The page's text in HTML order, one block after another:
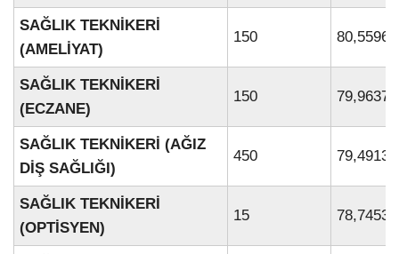
SAĞLIK TEKNİKERİ
(AMELİYAT)
150 80,55961
SAĞLIK TEKNİKERİ
(ECZANE)
150 79,96370
SAĞLIK TEKNİKERİ (AĞIZ
DİŞ SAĞLIĞI)
450 79,49136
SAĞLIK TEKNİKERİ
(OPTİSYEN)
15 78,74537